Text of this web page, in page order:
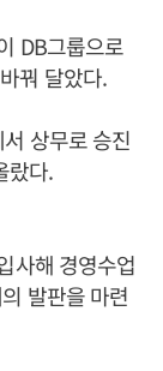
DB그룹으로
꿔 달았다.
상무로 승진
랐다.
사해 경영수업
발판을 마련